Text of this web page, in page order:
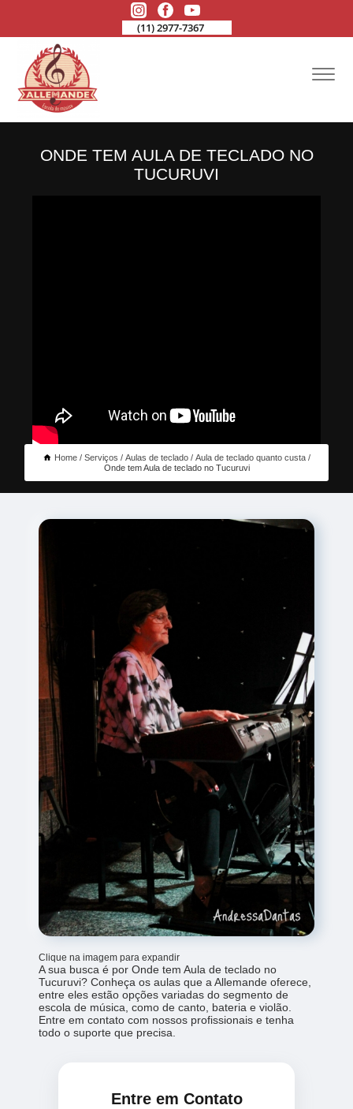
(11) 2977-7367
ONDE TEM AULA DE TECLADO NO
TUCURUVI
Home Serviços Aulas de teclado
Aula de teclado quanto custa
Onde tem Aula de teclado no Tucuruvi
Clique na imagem para expandir
A sua busca é por Onde tem Aula de teclado no
Tucuruvi? Conheça os aulas que a Allemande oferece,
entre eles estão opções variadas do segmento de
escola de música, como de canto, bateria e violão.
Entre em contato com nossos profissionais e tenha
todo o suporte que precisa.
Entre em Contato